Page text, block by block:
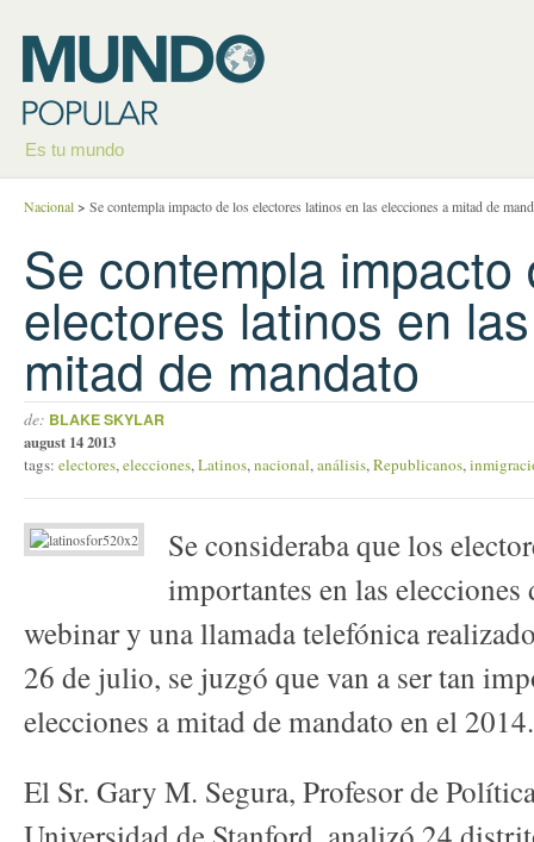
Es tu mundo
Nacional> Se contempla impacto de los electores latinos en las elecciones a mitad de
Se contempla impacto
electores latinos en
mitad de mandato
de: BLAKE SKYLAR
august 14 2013
tags: electores,elecciones,Latinos,nacional,análisis,Republicanos,
Se consideraba que los
importantes en las
webinar y una llamada telefónica
26 de julio, se juzgó que van a ser tan
elecciones a mitad de mandato en el 2014.
El Sr. Gary M. Segura, Profesor de